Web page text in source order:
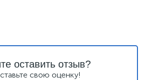
оставить отзыв?
свою оценку!